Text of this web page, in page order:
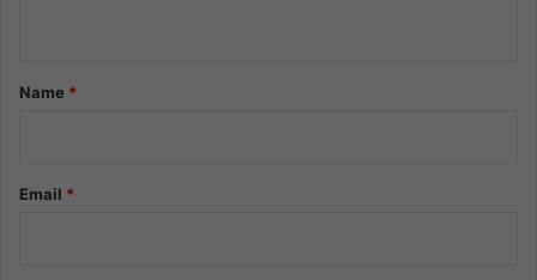
*Name *
Email *